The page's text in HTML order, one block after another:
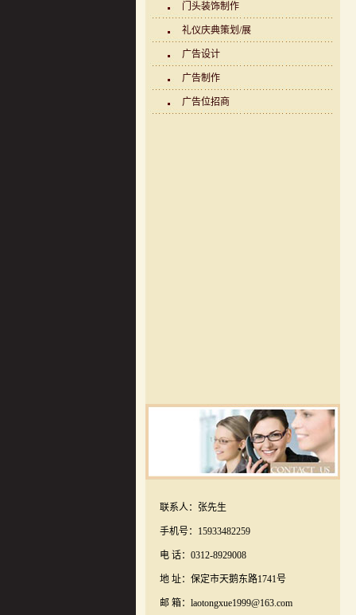
门头装饰制作
礼仪庆典策划/展
广告设计
广告制作
广告位招商
联系人：张先生
手机号：15933482259
电 话：0312-8929008
地 址：保定市天鹅东路1741号
邮 箱：laotongxue1999@163.com